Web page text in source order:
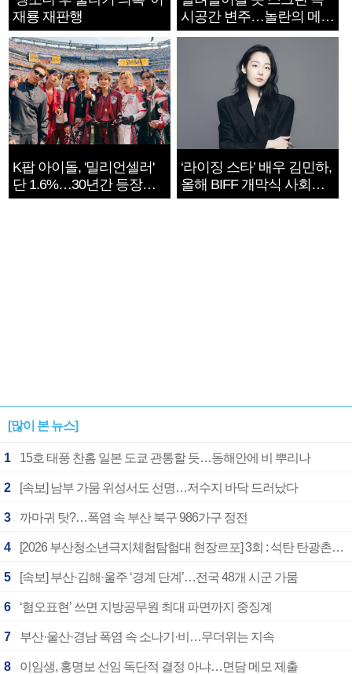
재룡 재판행
시공간 변주…놀란의 메시
지는 ‘전쟁 속죄’
K팝 아이돌, '밀리언셀러'
단 1.6%…30년간 등장
1182개팀 전수조사
‘라이징 스타’ 배우 김민하,
올해 BIFF 개막식 사회자
확정
[많이 본 뉴스]
1 15호 태풍 찬홈 일본 도쿄 관통할 듯…동해안에 비 뿌리나
2 [속보] 남부 가뭄 위성서도 선명…저수지 바닥 드러났다
3 까마귀 탓?…폭염 속 부산 북구 986가구 정전
4 [2026 부산청소년극지체험탐험대 현장르포] 3회 : 석탄 탄광촌에서 북극 연구의 중심지로
5 [속보] 부산·김해·울주 ‘경계 단계’…전국 48개 시군 가뭄
6 ‘혐오표현’ 쓰면 지방공무원 최대 파면까지 중징계
7 부산·울산·경남 폭염 속 소나기·비…무더위는 지속
8 이임생, 홍명보 선임 독단적 결정 아냐…면담 메모 제출